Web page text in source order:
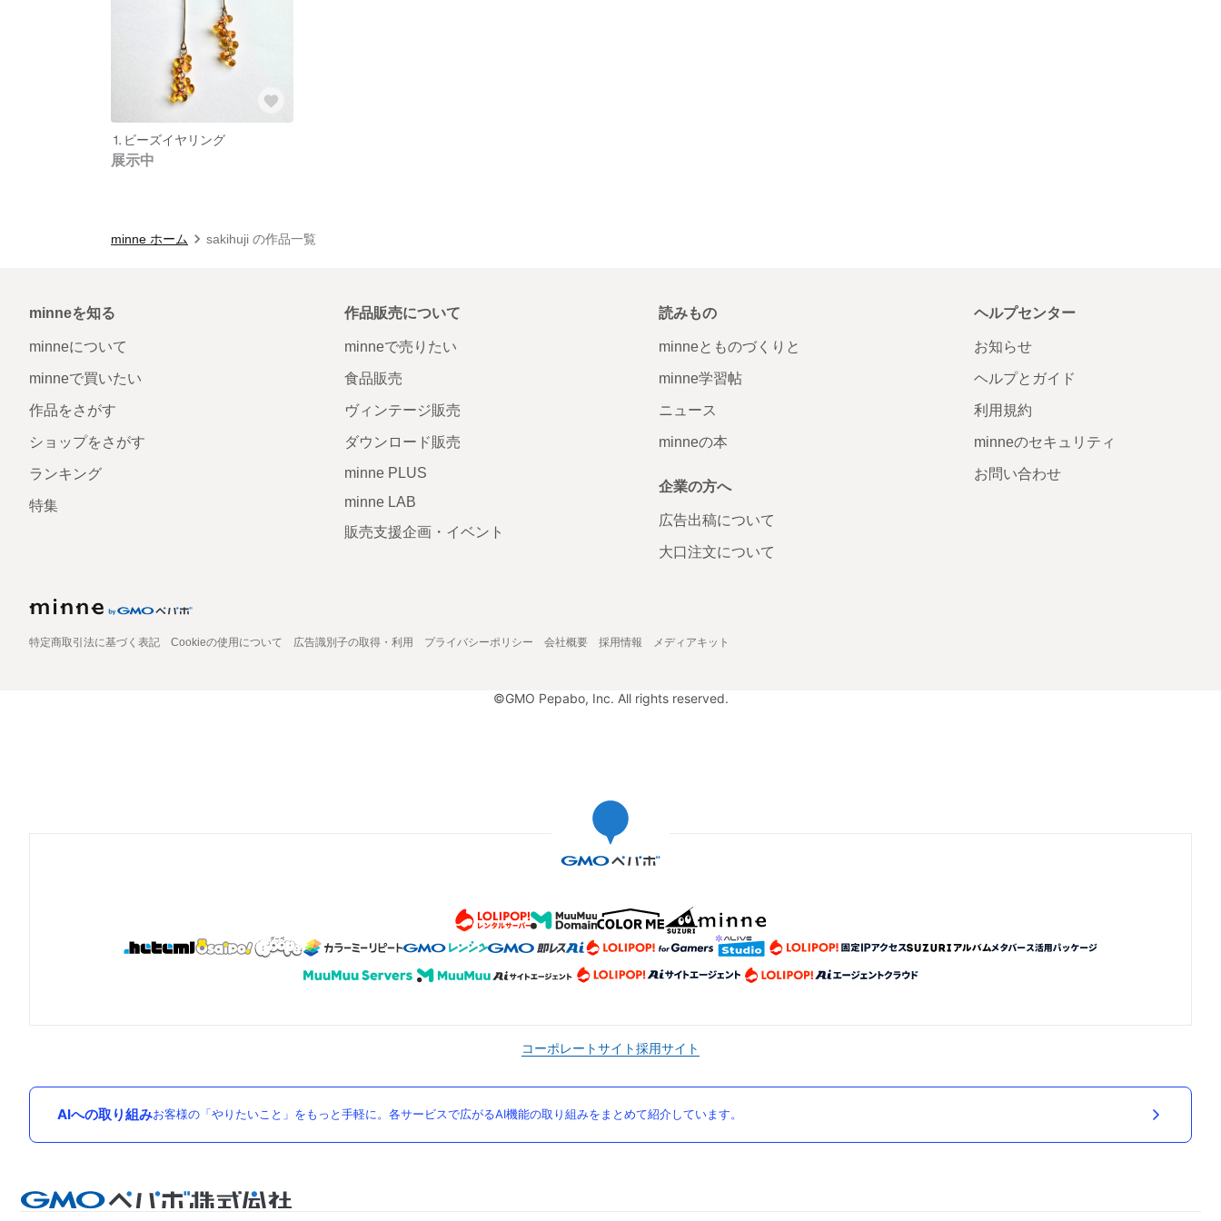
⒈ビーズイヤリング
展示中
minne ホーム sakihuji の作品一覧
minneを知る
minneについて
minneで買いたい
作品をさがす
ショップをさがす
ランキング
特集
作品販売について
minneで売りたい
食品販売
ヴィンテージ販売
ダウンロード販売
minne PLUS
minne LAB
販売支援企画・イベント
読みもの
minneとものづくりと
minne学習帖
ニュース
minneの本
企業の方へ
広告出稿について
大口注文について
ヘルプセンター
お知らせ
ヘルプとガイド
利用規約
minneのセキュリティ
お問い合わせ
特定商取引法に基づく表記 Cookieの使用について 広告識別子の取得・利用 プライバシーポリシー 会社概要 採用情報 メディアキット
©GMO Pepabo, Inc. All rights reserved.
コーポレートサイト採用サイト
AIへの取り組みお客様の「やりたいこと」をもっと手軽に。各サービスで広がるAI機能の取り組みをまとめて紹介しています。